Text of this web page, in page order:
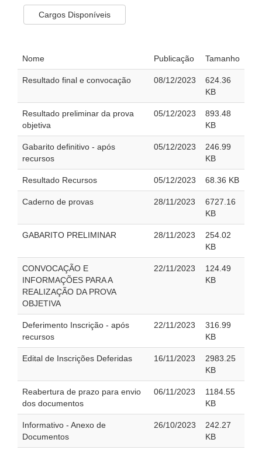
Cargos Disponíveis
Nome Publicação Tamanho
Resultado final e convocação 08/12/2023
624.36
KB
Resultado preliminar da prova
objetiva
05/12/2023
893.48
KB
Gabarito definitivo - após
recursos
05/12/2023
246.99
KB
Resultado Recursos 05/12/2023 68.36 KB
Caderno de provas 28/11/2023
6727.16
KB
GABARITO PRELIMINAR 28/11/2023
254.02
KB
CONVOCAÇÃO E
INFORMAÇÕES PARA A
REALIZAÇÃO DA PROVA
OBJETIVA
22/11/2023
124.49
KB
Deferimento Inscrição - após
recursos
22/11/2023
316.99
KB
Edital de Inscrições Deferidas 16/11/2023
2983.25
KB
Reabertura de prazo para envio
dos documentos
06/11/2023
1184.55
KB
Informativo - Anexo de
Documentos
26/10/2023
242.27
KB